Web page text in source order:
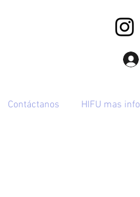
Contáctanos HIFU mas info